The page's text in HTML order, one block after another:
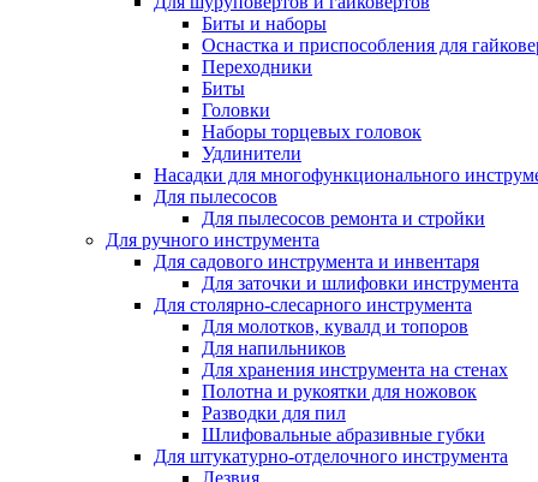
Биты и наборы
Оснастка и приспособления для
Переходники
Биты
Головки
Наборы торцевых головок
Удлинители
Насадки для многофункционального
Для пылесосов
Для пылесосов ремонта и стройки
Для ручного инструмента
Для садового инструмента и инвентаря
Для заточки и шлифовки инструмента
Для столярно-слесарного инструмента
Для молотков, кувалд и топоров
Для напильников
Для хранения инструмента на стенах
Полотна и рукоятки для ножовок
Разводки для пил
Шлифовальные абразивные губки
Для штукатурно-отделочного инструмента
Лезвия